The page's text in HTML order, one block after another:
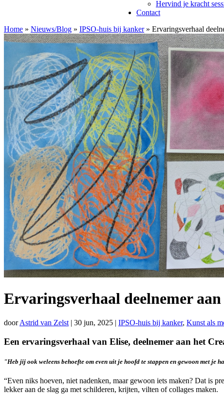
Hervind je kracht
Contact
Home » Nieuws/Blog » IPSO-huis bij kanker» Ervaringsverhaal
Ervaringsverhaal deelnemer
doorAstrid van Zelst | 30 jun, 2025 | IPSO-huis bij kanker, Kunst als
Een ervaringsverhaal van Elise, deelnemer aan het
"Heb jij ook weleens behoefte om even uit je hoofd te stappen en gewoon met je
“Even niks hoeven, niet nadenken, maar gewoon iets maken? Dat is
lekker aan de slag ga met schilderen, krijten, vilten of collages maken.